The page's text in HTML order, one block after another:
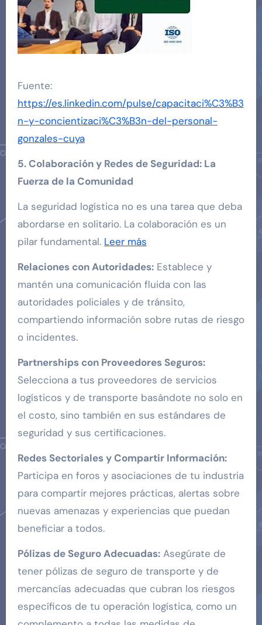
Fuente:
https://es.linkedin.com/pulse/capacitaci%C3%B3
n-y-concientizaci%C3%B3n-del-personal-
gonzales-cuya
5. Colaboración y Redes de Seguridad: La
Fuerza de la Comunidad
La seguridad logística no es una tarea que deba
abordarse en solitario. La colaboración es un
pilar fundamental. Leer más
Relaciones con Autoridades:Establece y
mantén una comunicación fluida con las
autoridades policiales y de tránsito,
compartiendo información sobre rutas de riesgo
o incidentes.
Partnerships con Proveedores Seguros:
Selecciona a tus proveedores de servicios
logísticos y de transporte basándote no solo en
el costo, sino también en sus estándares de
seguridad y sus certificaciones.
Redes Sectoriales y Compartir Información:
Participa en foros y asociaciones de tu industria
para compartir mejores prácticas, alertas sobre
nuevas amenazas y experiencias que puedan
beneficiar a todos.
Pólizas de Seguro Adecuadas:Asegúrate de
tener pólizas de seguro de transporte y de
mercancías adecuadas que cubran los riesgos
específicos de tu operación logística, como un